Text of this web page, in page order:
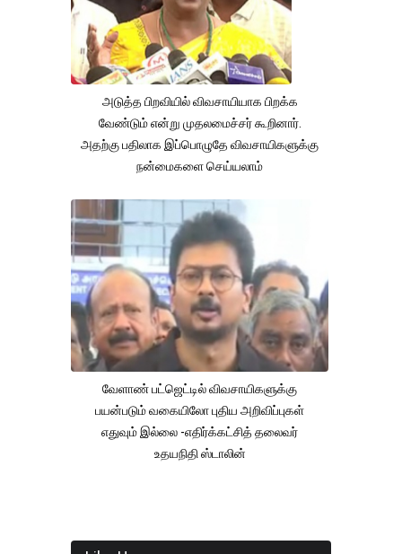
அடுத்த பிறவியில் விவசாயியாக பிறக்க
வேண்டும் என்று முதலமைச்சர் கூறினார்.
அதற்கு பதிலாக இப்பொழுதே விவசாயிகளுக்கு
நன்மைகளை செய்யலாம்
வேளாண் பட்ஜெட்டில் விவசாயிகளுக்கு
பயன்படும் வகையிலோ புதிய அறிவிப்புகள்
எதுவும் இல்லை -எதிர்க்கட்சித் தலைவர்
உதயநிதி ஸ்டாலின்